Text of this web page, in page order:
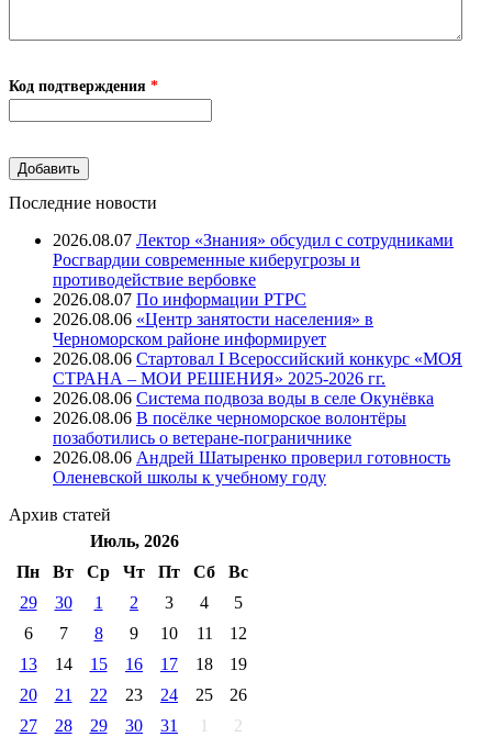
Код подтверждения *
Последние новости
2026.08.07 Лектор «Знания» обсудил с сотрудниками
Росгвардии современные киберугрозы и
противодействие вербовке
2026.08.07 ⁠По информации РТРС
2026.08.06 «Центр занятости населения» в
Черноморском районе информирует
2026.08.06 Стартовал I Всероссийский конкурс «МОЯ
СТРАНА – МОИ РЕШЕНИЯ» 2025-2026 гг.
2026.08.06 Система подвоза воды в селе Окунёвка
2026.08.06 В посёлке черноморское волонтёры
позаботились о ветеране-пограничнике
2026.08.06 Андрей Шатыренко проверил готовность
Оленевской школы к учебному году
Архив статей
Июль, 2026
Пн
Вт Ср Чт Пт Cб
Вс
29
30 1 2 3 4
5
6
7 8 9 10 11
12
13
14 15 16 17 18
19
20
21 22 23 24 25
26
27
28 29 30 31 1
2